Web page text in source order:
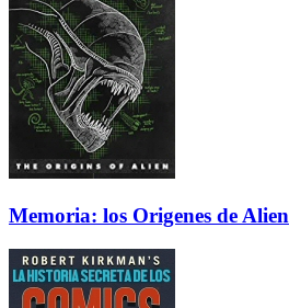
Memoria: los Origenes de Alien